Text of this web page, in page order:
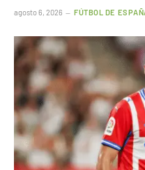
agosto 6, 2026 FÚTBOL DE